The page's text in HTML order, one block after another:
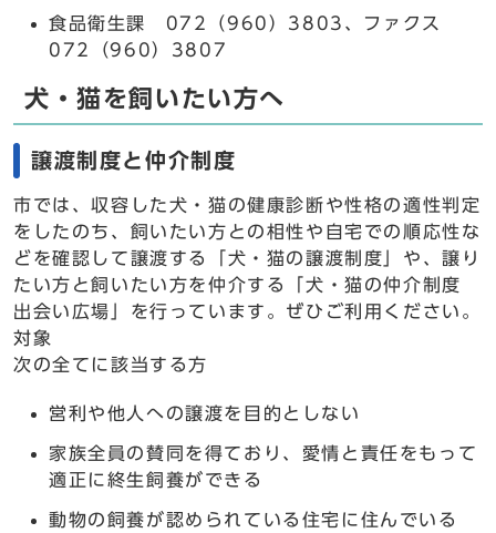
食品衛生課 072（960）3803、ファクス
072（960）3807
犬・猫を飼いたい方へ
譲渡制度と仲介制度
市では、収容した犬・猫の健康診断や性格の適性判定
をしたのち、飼いたい方との相性や自宅での順応性な
どを確認して譲渡する「犬・猫の譲渡制度」や、譲り
たい方と飼いたい方を仲介する「犬・猫の仲介制度
出会い広場」を行っています。ぜひご利用ください。
対象
次の全てに該当する方
営利や他人への譲渡を目的としない
家族全員の賛同を得ており、愛情と責任をもって
適正に終生飼養ができる
動物の飼養が認められている住宅に住んでいる